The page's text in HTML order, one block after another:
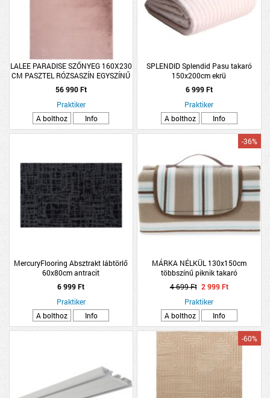
LALEE PARADISE SZŐNYEG 160X230
CM PASZTEL RÓZSASZÍN EGYSZÍNŰ
56 990 Ft
Praktiker
A bolthoz
Info
SPLENDID Splendid Pasu takaró
150x200cm ekrü
6 999 Ft
Praktiker
A bolthoz
Info
MercuryFlooring Absztrakt lábtörlő
60x80cm antracit
6 999 Ft
Praktiker
A bolthoz
Info
MÁRKA NÉLKÜL 130x150cm
többszínű piknik takaró
-36%
4 699 Ft 2 999 Ft
Praktiker
A bolthoz
Info
-60%